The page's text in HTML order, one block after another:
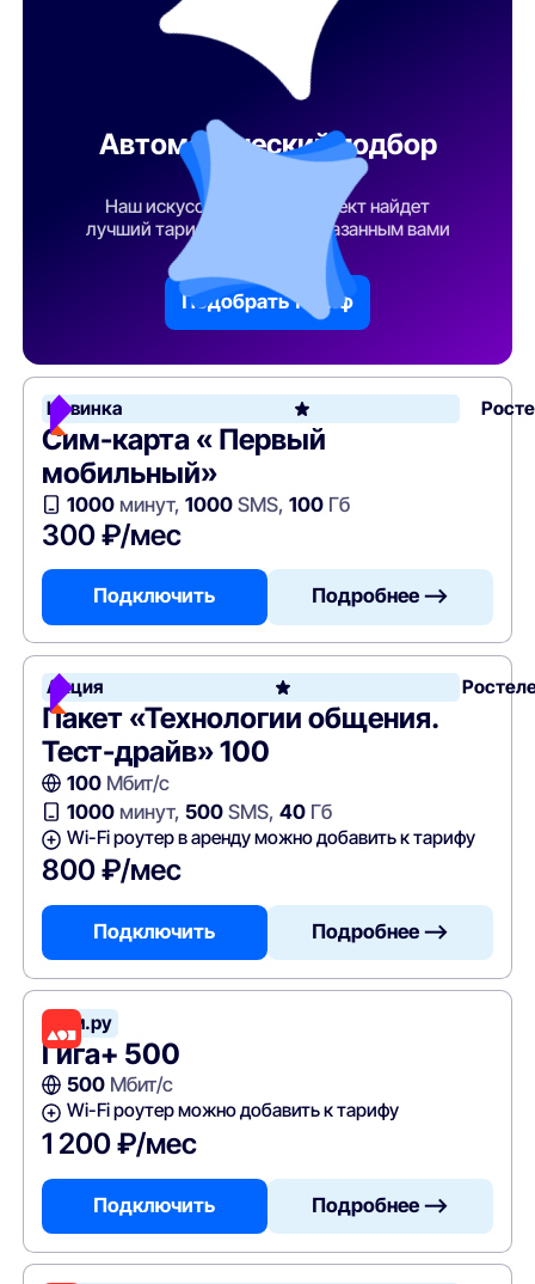
Автоматический подбор
Наш искусственный интеллект найдет
лучший тарифный план по указанным вами
Подобрать тариф
Новинка
Сим-карта « Первый
мобильный»
1000минут, 1000SMS, 100Гб
300 ₽/мес
Подключить Подробнее —>
Акция
Пакет «Технологии общения.
Тест-драйв» 100
100Мбит/с
1000минут, 500SMS, 40Гб
Wi-Fi роутер в аренду можно добавить к тарифу
800 ₽/мес
Подключить Подробнее —>
Дом.ру
Гига+ 500
500Мбит/с
Wi-Fi роутер можно добавить к тарифу
1 200 ₽/мес
Подключить Подробнее —>